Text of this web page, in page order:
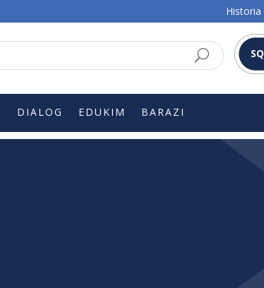
Historia
SQ
DIALOG EDUKIM BARAZI